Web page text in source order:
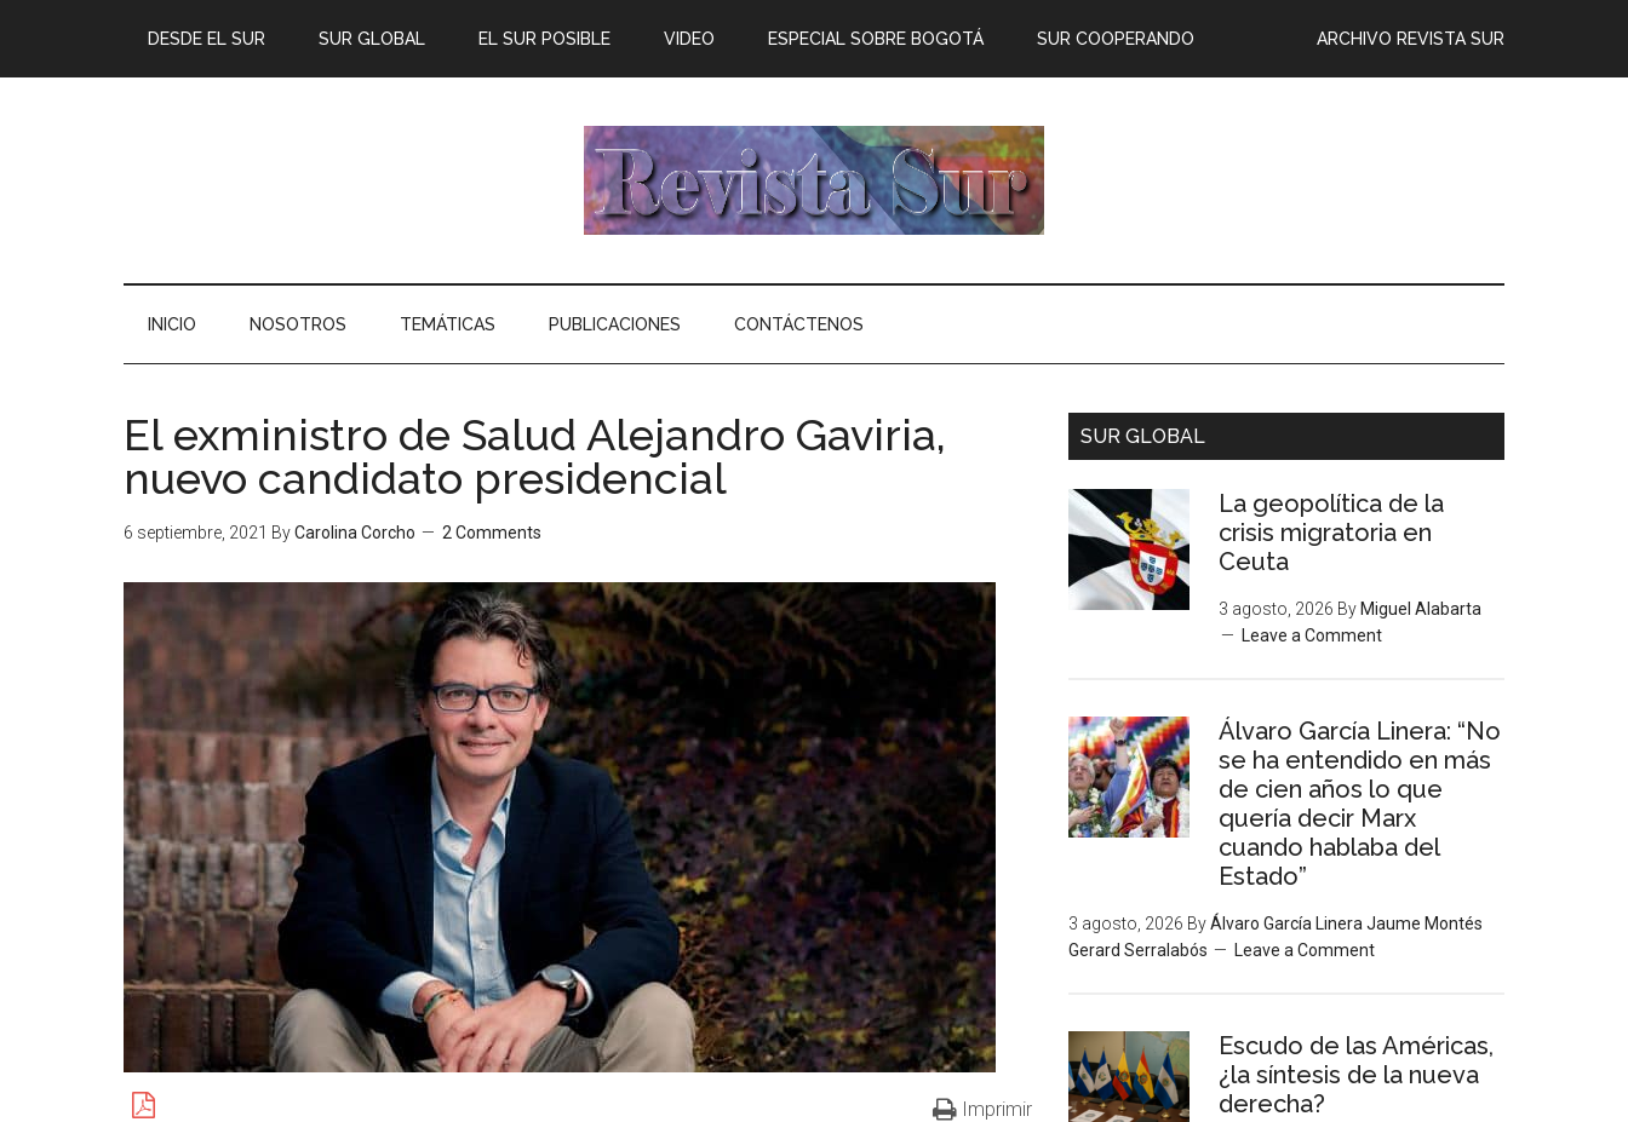
DESDE EL SUR SUR GLOBAL EL SUR POSIBLE ARCHIVO REVISTA SUR
VIDEO ESPECIAL SOBRE BOGOTÁ SUR COOPERANDO
INICIO NOSOTROS TEMÁTICAS PUBLICACIONES CONTÁCTENOS
El exministro de Salud Alejandro Gaviria,
nuevo candidato presidencial
6 septiembre, 2021 ByCarolina Corcho 2 Comments
Imprimir
SUR GLOBAL
La geopolítica de la
crisis migratoria en
Ceuta
3 agosto, 2026 By Miguel Alabarta
Leave a Comment
Álvaro García Linera: “No
se ha entendido en más
de cien años lo que
quería decir Marx
cuando hablaba del
Estado”
3 agosto, 2026 ByÁlvaro García Linera Jaume Montés
Gerard Serralabós
Leave a Comment
Escudo de las Américas,
¿la síntesis de la nueva
derecha?